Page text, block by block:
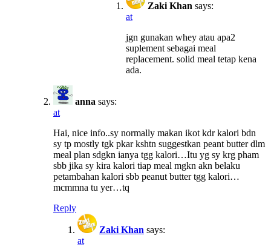
Zaki Khan says:
at
jgn gunakan whey atau apa2
suplement sebagai meal
replacement. solid meal tetap kena
ada.
anna says:
at
Hai, nice info..sy normally makan ikot kdr kalori bdn
sy tp mostly tgk pkar kshtn suggestkan peant butter dlm
meal plan sdgkn ianya tgg kalori…Itu yg sy krg pham
sbb jika sy kira kalori tiap meal mgkn akn belaku
petambahan kalori sbb peanut butter tgg kalori…
mcmmna tu yer…tq
Reply
Zaki Khan says:
at